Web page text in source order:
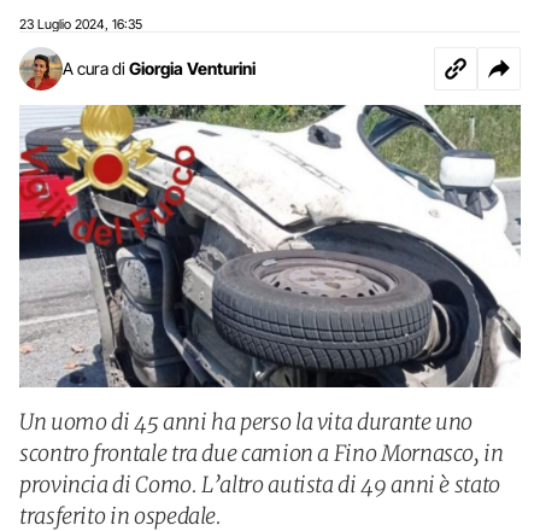
23 Luglio 2024 16:35
A cura di Giorgia Venturini
Un uomo di 45 anni ha perso la vita durante uno
scontro frontale tra due camion a Fino Mornasco, in
provincia di Como. L’altro autista di 49 anni è stato
trasferito in ospedale.